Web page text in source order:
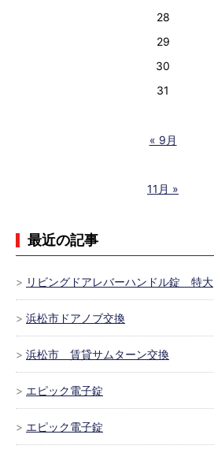
« 9月
11月 »
28
29
30
31
最近の記事
リビングドアレバーハンドル錠 特大
浜松市ドアノブ交換
浜松市 賃貸サムターン交換
エピック電子錠
エピック電子錠